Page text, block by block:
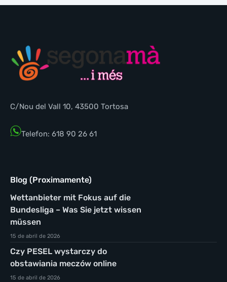
C/Nou del Vall 10, 43500 Tortosa
Telefon: 618 90 26 61
Blog (Proximamente)
Wettanbieter mit Fokus auf die
Bundesliga – Was Sie jetzt wissen
müssen
15 de abril de 2026
Czy PESEL wystarczy do
obstawiania meczów online
15 de abril de 2026